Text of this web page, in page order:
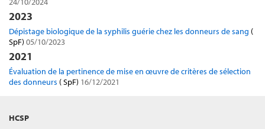
2023
Dépistage biologique de la syphilis guérie chez les donneurs de sang (
SpF) 05/10/2023
2021
Évaluation de la pertinence de mise en œuvre de critères de sélection
des donneurs ( SpF) 16/12/2021
HCSP